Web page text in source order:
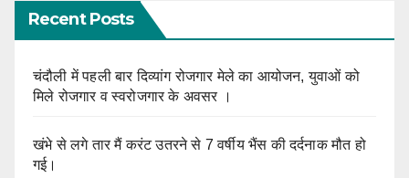
Recent Posts
चंदौली में पहली बार दिव्यांग रोजगार मेले का आयोजन, युवाओं को
मिले रोजगार व स्वरोजगार के अवसर ।
खंभे से लगे तार मैं करंट उतरने से 7 वर्षीय भैंस की दर्दनाक मौत हो
गई।